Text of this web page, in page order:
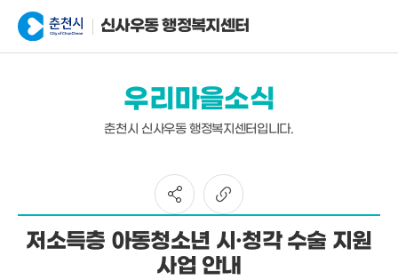
신사우동 행정복지센터
우리마을소식
춘천시 신사우동 행정복지센터입니다.
저소득층 아동청소년 시·청각 수술 지원
사업 안내